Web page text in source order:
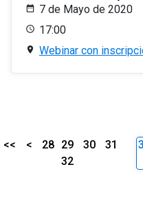
7 de Mayo de 2020
17:00
Webinar con
<< < 28 29 30
31
32